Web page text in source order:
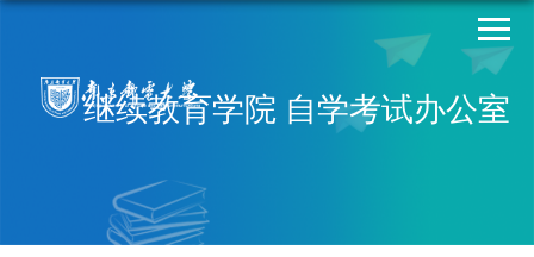
继续教育学院 自学考试办公室